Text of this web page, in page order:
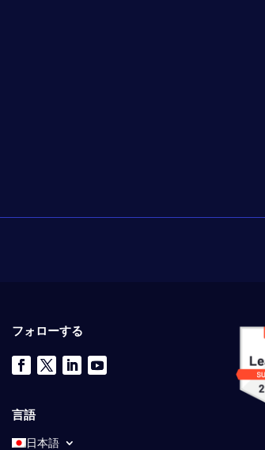
フォローする
言語
日本語